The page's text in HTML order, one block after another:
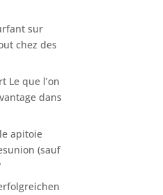
sur
chez des
Le que l’on
dans
apitoie
(sauf